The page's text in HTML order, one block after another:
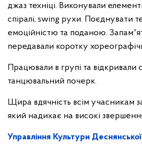
джаз техніці. Виконували
спіралі, swing рухи. Поєднувати
емоційністю та поданою.
передавали коротку
Працювали в групі та відкривали
танцювальний почерк.
Щира вдячність всім учасникам
який надихає на високі
Управління Культури